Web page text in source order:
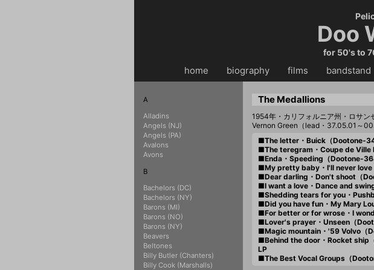
Doo
for 50's to
home biography・・ films bandstand
The Medallions
1954年・カリフォルニア州・ロサン
Vernon Green（lead・37.05.01～
■The letter・Buick（Dootone-
■The teregram・Coupe de
■Enda・Speeding（Dootone-
■My pretty baby・I'll never
■Dear darling・Don't shoot（
■I want a love・Dance and
■Shedding tears for you・
■Did you have fun・My Mary
■For better or for wrose・I
■Lover's prayer・Unseen（
■Magic mountain・'59 Volvo（
■Behind the door・Rocket ship
LP
■The Best Vocal Groups（
A
Alladins
Angels (NJ)
Angels (PA)
Avalons
Avons
B
Bachelors (DC)
Bachelors (NY)
Barons (MI)
Barons (NO)
Barons (NY)
Beavers
Beltones
Billy Butler (Chanters)
Billy Cook (Marshalls)